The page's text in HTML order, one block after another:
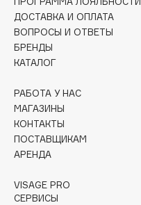
Collagenina
Corimo
CosRX
Crescina
Cunzite
Curaprox
D
ДОСТАВКА И ОПЛАТА
ВОПРОСЫ И ОТВЕТЫ
БРЕНДЫ
КАТАЛОГ
РАБОТА У НАС
МАГАЗИНЫ
КОНТАКТЫ
ПОСТАВЩИКАМ
АРЕНДА
VISAGE PRO
СЕРВИСЫ